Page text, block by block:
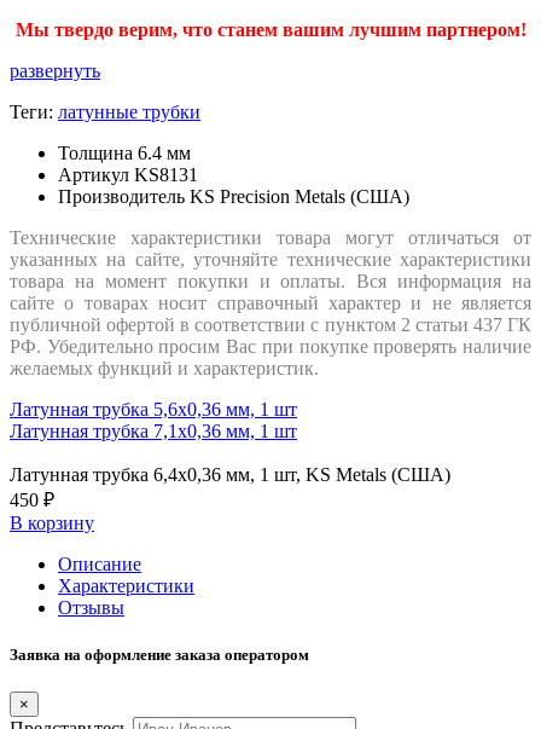
Мы твердо верим, что станем вашим лучшим партнером!
развернуть
Теги: латунные трубки
Толщина 6.4 мм
Артикул KS8131
Производитель KS Precision Metals (США)
Технические характеристики товара могут отличаться от
указанных на сайте, уточняйте технические характеристики
товара на момент покупки и оплаты. Вся информация на
сайте о товарах носит справочный характер и не является
публичной офертой в соответствии с пунктом 2 статьи 437 ГК
РФ. Убедительно просим Вас при покупке проверять наличие
желаемых функций и характеристик.
Латунная трубка 5,6х0,36 мм, 1 шт
Латунная трубка 7,1х0,36 мм, 1 шт
Латунная трубка 6,4х0,36 мм, 1 шт, KS Metals (США)
450 ₽
В корзину
Описание
Характеристики
Отзывы
Заявка на оформление заказа оператором
×